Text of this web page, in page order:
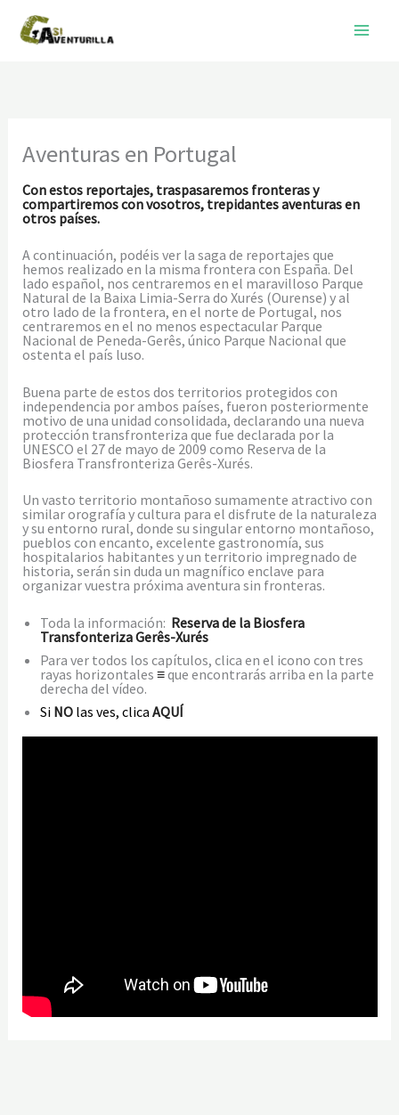
contenido
Aventuras en Portugal
Con estos reportajes, traspasaremos fronteras y
compartiremos con vosotros, trepidantes aventuras en
otros países.
A continuación, podéis ver la saga de reportajes que
hemos realizado en la misma frontera con España. Del
lado español, nos centraremos en el maravilloso Parque
Natural de la Baixa Limia-Serra do Xurés (Ourense) y al
otro lado de la frontera, en el norte de Portugal, nos
centraremos en el no menos espectacular Parque
Nacional de Peneda-Gerês, único Parque Nacional que
ostenta el país luso.
Buena parte de estos dos territorios protegidos con
independencia por ambos países, fueron posteriormente
motivo de una unidad consolidada, declarando una nueva
protección transfronteriza que fue declarada por la
UNESCO el 27 de mayo de 2009 como Reserva de la
Biosfera Transfronteriza Gerês-Xurés.
Un vasto territorio montañoso sumamente atractivo con
similar orografía y cultura para el disfrute de la naturaleza
y su entorno rural, donde su singular entorno montañoso,
pueblos con encanto, excelente gastronomía, sus
hospitalarios habitantes y un territorio impregnado de
historia, serán sin duda un magnífico enclave para
organizar vuestra próxima aventura sin fronteras.
Toda la información: Reserva de la Biosfera
Transfonteriza Gerês-Xurés
Para ver todos los capítulos, clica en el icono con tres
rayas horizontales ≡que encontrarás arriba en la parte
derecha del vídeo.
Si NO las ves, clicaAQUÍ